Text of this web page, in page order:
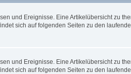
und Ereignisse. Eine Artikelübersicht zu
sich auf folgenden Seiten zu den
und Ereignisse. Eine Artikelübersicht zu
sich auf folgenden Seiten zu den